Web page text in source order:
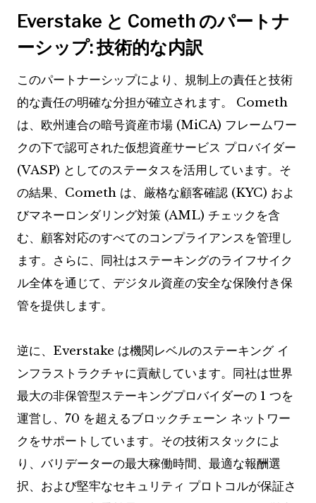
Everstake と Cometh のパートナ
ーシップ: 技術的な内訳
このパートナーシップにより、規制上の責任と技術
的な責任の明確な分担が確立されます。 Cometh
は、欧州連合の暗号資産市場 (MiCA) フレームワー
クの下で認可された仮想資産サービス プロバイダー
(VASP) としてのステータスを活用しています。そ
の結果、Cometh は、厳格な顧客確認 (KYC) およ
びマネーロンダリング対策 (AML) チェックを含
む、顧客対応のすべてのコンプライアンスを管理し
ます。さらに、同社はステーキングのライフサイク
ル全体を通じて、デジタル資産の安全な保険付き保
管を提供します。
逆に、Everstake は機関レベルのステーキング イ
ンフラストラクチャに貢献しています。同社は世界
最大の非保管型ステーキングプロバイダーの 1 つを
運営し、70 を超えるブロックチェーン ネットワー
クをサポートしています。その技術スタックによ
り、バリデーターの最大稼働時間、最適な報酬選
択、および堅牢なセキュリティ プロトコルが保証さ